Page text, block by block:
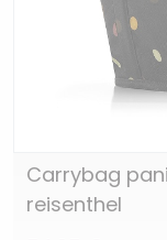
Carrybag
reisenthel